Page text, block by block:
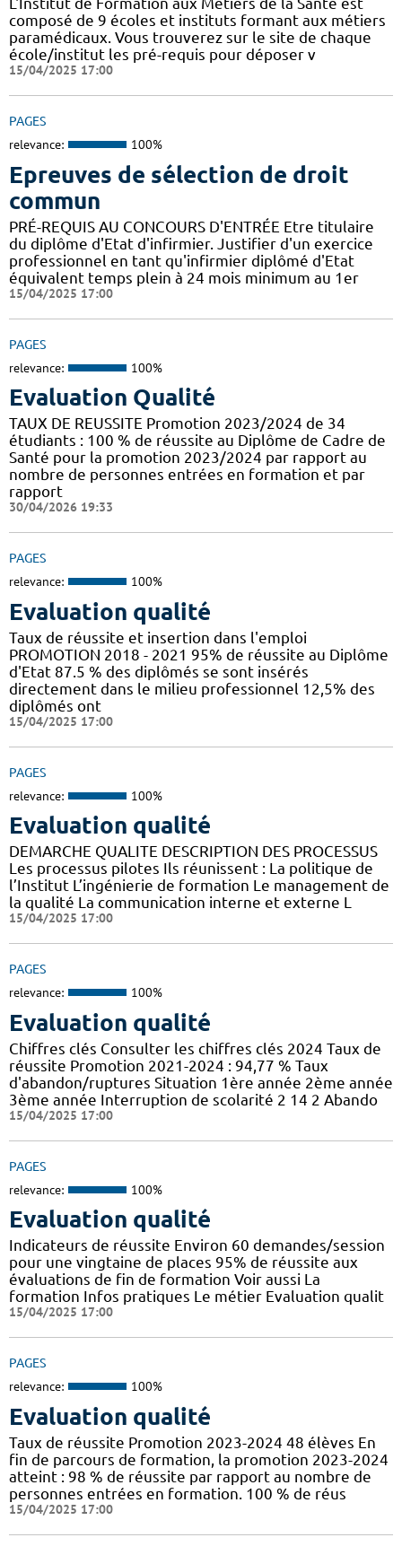
composé de 9 écoles et instituts formant aux métiers
paramédicaux. Vous trouverez sur le site de chaque
école/institut les pré-requis pour déposer v
15/04/2025 17:00
PAGES
relevance: 100%
Epreuves de sélection de droit
commun
PRÉ-REQUIS AU CONCOURS D'ENTRÉE Etre titulaire
du diplôme d'Etat d'infirmier. Justifier d'un exercice
professionnel en tant qu'infirmier diplômé d'Etat
équivalent temps plein à 24 mois minimum au 1er
15/04/2025 17:00
PAGES
relevance: 100%
Evaluation Qualité
TAUX DE REUSSITE Promotion 2023/2024 de 34
étudiants : 100 % de réussite au Diplôme de Cadre de
Santé pour la promotion 2023/2024 par rapport au
nombre de personnes entrées en formation et par
rapport
30/04/2026 19:33
PAGES
relevance: 100%
Evaluation qualité
Taux de réussite et insertion dans l'emploi
PROMOTION 2018 - 2021 95% de réussite au Diplôme
d'Etat 87.5 % des diplômés se sont insérés
directement dans le milieu professionnel 12,5% des
diplômés ont
15/04/2025 17:00
PAGES
relevance: 100%
Evaluation qualité
DEMARCHE QUALITE DESCRIPTION DES PROCESSUS
Les processus pilotes Ils réunissent : La politique de
l’Institut L’ingénierie de formation Le management de
la qualité La communication interne et externe L
15/04/2025 17:00
PAGES
relevance: 100%
Evaluation qualité
Chiffres clés Consulter les chiffres clés 2024 Taux de
réussite Promotion 2021-2024 : 94,77 % Taux
d'abandon/ruptures Situation 1ère année 2ème année
3ème année Interruption de scolarité 2 14 2 Abando
15/04/2025 17:00
PAGES
relevance: 100%
Evaluation qualité
Indicateurs de réussite Environ 60 demandes/session
pour une vingtaine de places 95% de réussite aux
évaluations de fin de formation Voir aussi La
formation Infos pratiques Le métier Evaluation qualit
15/04/2025 17:00
PAGES
relevance: 100%
Evaluation qualité
Taux de réussite Promotion 2023-2024 48 élèves En
fin de parcours de formation, la promotion 2023-2024
atteint : 98 % de réussite par rapport au nombre de
personnes entrées en formation. 100 % de réus
15/04/2025 17:00